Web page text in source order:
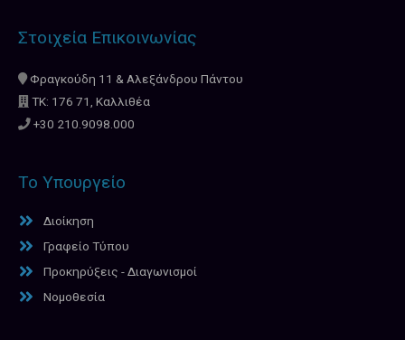
Στοιχεία Επικοινωνίας
Φραγκούδη 11 & Αλεξάνδρου Πάντου
ΤΚ: 176 71, Καλλιθέα
+30 210.9098.000
Το Υπουργείο
Διοίκηση
Γραφείο Τύπου
Προκηρύξεις - Διαγωνισμοί
Νομοθεσία